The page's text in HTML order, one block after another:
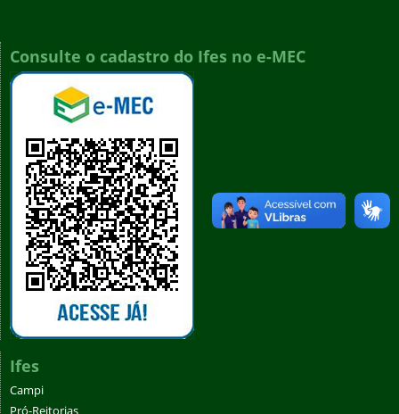
Consulte o cadastro do Ifes no e-MEC
Ifes
Campi
Pró-Reitorias